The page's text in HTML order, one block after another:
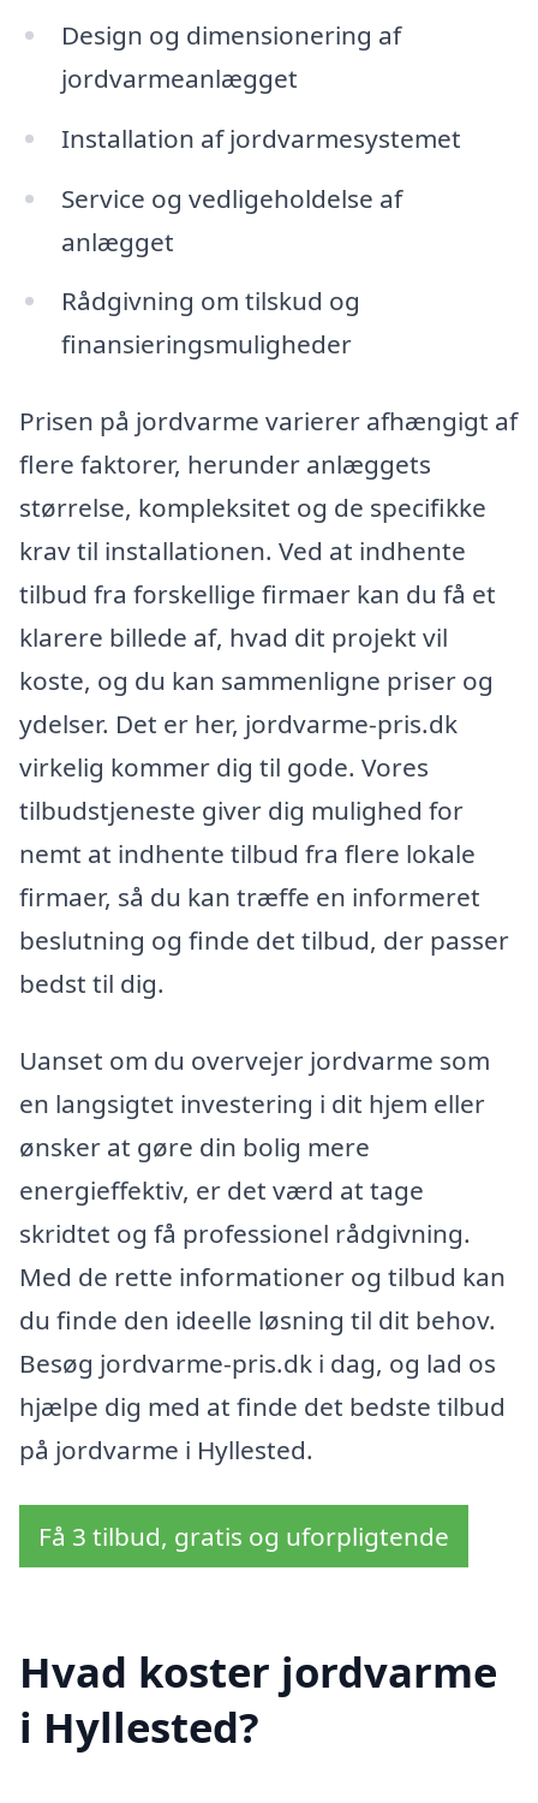
Design og dimensionering af
jordvarmeanlægget
Installation af jordvarmesystemet
Service og vedligeholdelse af
anlægget
Rådgivning om tilskud og
finansieringsmuligheder
Prisen på jordvarme varierer afhængigt af
flere faktorer, herunder anlæggets
størrelse, kompleksitet og de specifikke
krav til installationen. Ved at indhente
tilbud fra forskellige firmaer kan du få et
klarere billede af, hvad dit projekt vil
koste, og du kan sammenligne priser og
ydelser. Det er her, jordvarme-pris.dk
virkelig kommer dig til gode. Vores
tilbudstjeneste giver dig mulighed for
nemt at indhente tilbud fra flere lokale
firmaer, så du kan træffe en informeret
beslutning og finde det tilbud, der passer
bedst til dig.
Uanset om du overvejer jordvarme som
en langsigtet investering i dit hjem eller
ønsker at gøre din bolig mere
energieffektiv, er det værd at tage
skridtet og få professionel rådgivning.
Med de rette informationer og tilbud kan
du finde den ideelle løsning til dit behov.
Besøg jordvarme-pris.dk i dag, og lad os
hjælpe dig med at finde det bedste tilbud
på jordvarme i Hyllested.
Få 3 tilbud, gratis og uforpligtende
Hvad koster jordvarme
i Hyllested?